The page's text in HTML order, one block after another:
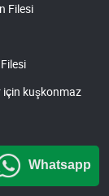
Filesi
için kuşkonmaz
Whatsapp